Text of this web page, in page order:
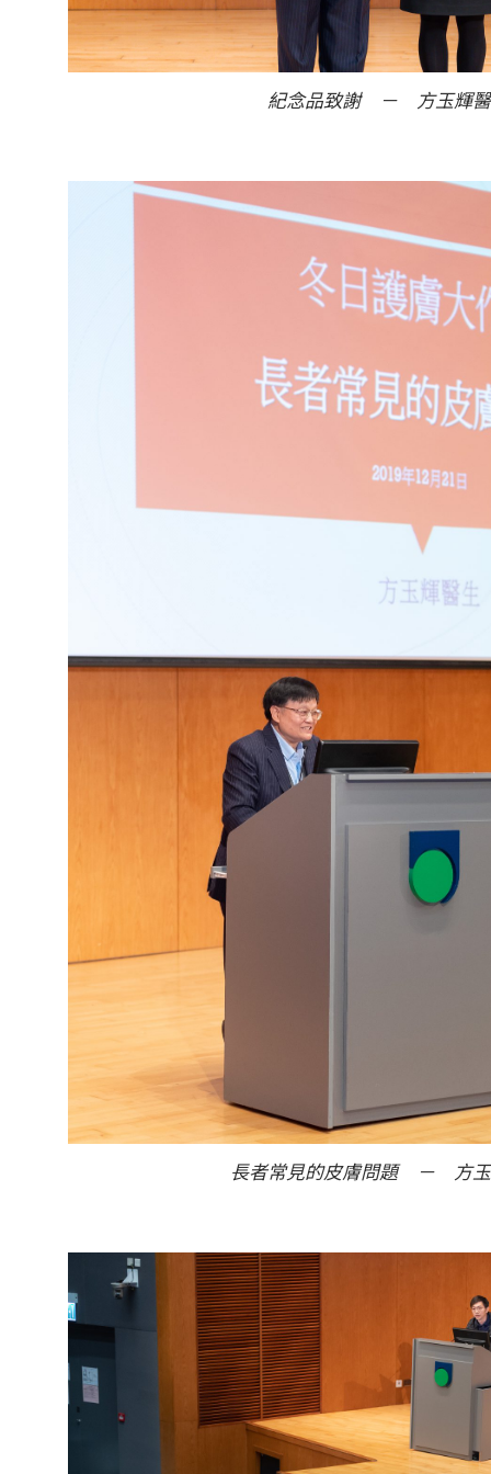
紀念品致謝 － 方玉輝
長者常見的皮膚問題 － 方